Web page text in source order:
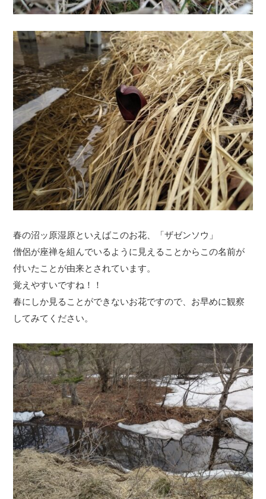
春の沼ッ原湿原といえばこのお花、「ザゼンソウ」
僧侶が座禅を組んでいるように見えることからこの名前が
付いたことが由来とされています。
覚えやすいですね！！
春にしか見ることができないお花ですので、お早めに観察
してみてください。